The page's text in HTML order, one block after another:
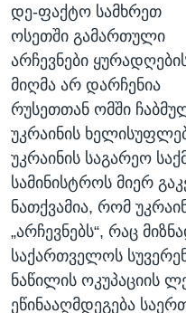
დე-ფაქტო სამხრეთ
ოსეთში გამართული
არჩევნები
მიღმა არ დარჩენია
რუსეთთან ომში
უკრაინის
უკრაინის საგარეო
სამინისტროს მიერ
ნათქვამია, რომ
„არჩევნებს“, რაც
საქართველოს
ნაწილის ოკუპაციის
ეწინააღმდეგება